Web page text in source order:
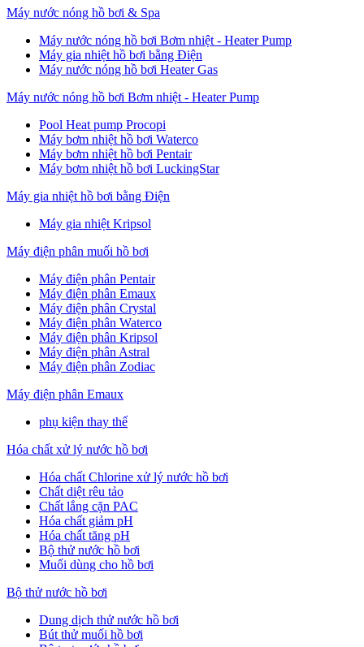
Máy nước nóng hồ bơi & Spa
Máy nước nóng hồ bơi Bơm nhiệt - Heater Pump
Máy gia nhiệt hồ bơi bằng Điện
Máy nước nóng hồ bơi Heater Gas
Máy nước nóng hồ bơi Bơm nhiệt - Heater Pump
Pool Heat pump Procopi
Máy bơm nhiệt hồ bơi Waterco
Máy bơm nhiệt hồ bơi Pentair
Máy bơm nhiệt hồ bơi LuckingStar
Máy gia nhiệt hồ bơi bằng Điện
Máy gia nhiệt Kripsol
Máy điện phân muối hồ bơi
Máy điện phân Pentair
Máy điện phân Emaux
Máy điện phân Crystal
Máy điện phân Waterco
Máy điện phân Kripsol
Máy điện phân Astral
Máy điện phân Zodiac
Máy điện phân Emaux
phụ kiện thay thế
Hóa chất xử lý nước hồ bơi
Hóa chất Chlorine xử lý nước hồ bơi
Chất diệt rêu tảo
Chất lắng cặn PAC
Hóa chất giảm pH
Hóa chất tăng pH
Bộ thử nước hồ bơi
Muối dùng cho hồ bơi
Bộ thử nước hồ bơi
Dung dịch thử nước hồ bơi
Bút thử muối hồ bơi